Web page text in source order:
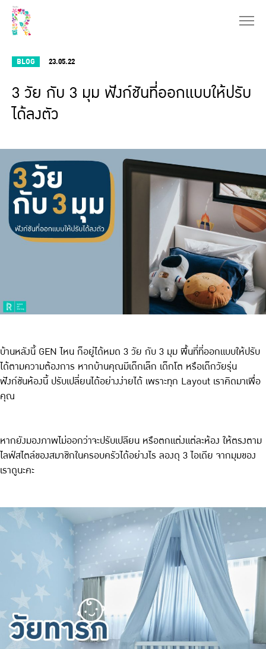
BLOG 23.05.22
3 วัย กับ 3 มุม ฟังก์ชันที่ออกแบบให้ปรับ
ได้ลงตัว
บ้านหลังนี้ GEN ไหน ก็อยู่ได้หมด 3 วัย กับ 3 มุม พื้นที่ที่ออกแบบให้ปรับ
ได้ตามความต้องการ หากบ้านคุณมีเด็กเล็ก เด็กโต หรือเด็กวัยรุ่น
ฟังก์ชันห้องนี้ ปรับเปลี่ยนได้อย่างง่ายได้ เพราะทุก Layout เราคิดมาเพื่อ
คุณ
หากยังมองภาพไม่ออกว่าจะปรับเปลียน หรือตกแต่งแต่ละห้อง ให้ตรงตาม
ไลฟ์สไตล์ของสมาชิกในครอบครัวได้อย่างไร ลองดุ 3 ไอเดีย จากมุมของ
เราดูนะคะ